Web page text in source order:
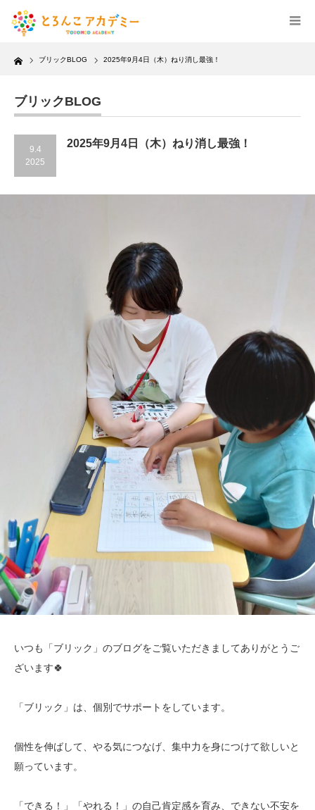
Home ブリックBLOG 2025年9月4日（木）ねり消し最強！
ブリックBLOG
9.4
2025
2025年9月4日（木）ねり消し最強！
いつも「ブリック」のブログをご覧いただきましてありがとうご
ざいます🍀
「ブリック」は、個別でサポートをしています。
個性を伸ばして、やる気につなげ、集中力を身につけて欲しいと
願っています。
「できる！」「やれる！」の自己肯定感を育み、できない不安を